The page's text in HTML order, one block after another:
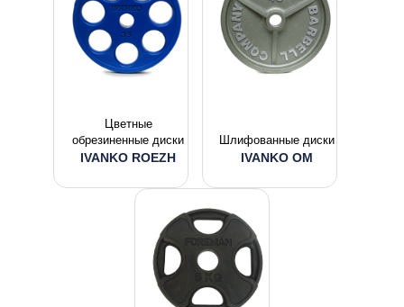
Цветные
обрезиненные диски
IVANKO ROEZH
Шлифованные диски
IVANKO OM